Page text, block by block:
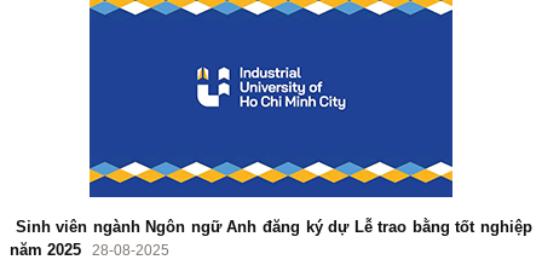
Sinh viên ngành Ngôn ngữ Anh đăng ký dự Lễ trao bằng tốt nghiệp
năm 2025
28-08-2025